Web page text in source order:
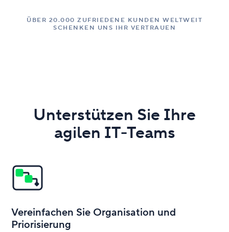
ÜBER 20.000 ZUFRIEDENE KUNDEN WELTWEIT
SCHENKEN UNS IHR VERTRAUEN
Unterstützen Sie Ihre
agilen IT-Teams
Vereinfachen Sie Organisation und
Priorisierung